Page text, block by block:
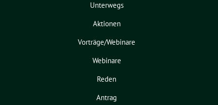
Unterwegs
Aktionen
Vorträge/Webinare
Webinare
Reden
Antrag